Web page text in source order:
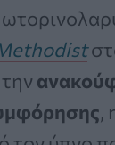
,